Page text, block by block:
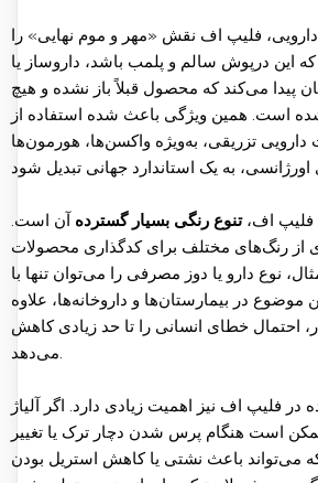
فلیپ اف نقش «مهر و موم نهایی» را
که این درپوش سالم و پلمب باشد، داروساز یا
پیدا می‌کند که محصول قبلاً باز نشده و هیچ
است. همین ویژگی باعث شده استفاده از
تزریقی، به‌ویژه واکسن‌ها، هورمون‌ها
فلیپ اف،تنوع رنگی بسیار گسترده آن است.
رنگ‌های مختلف برای کدگذاری محصولات
نوع دارو یا دوز مصرفی را می‌توان تنها با
موضوع در بیمارستان‌ها و داروخانه‌ها، علاوه
احتمال خطای انسانی را تا حد زیادی کاهش
می‌دهد.
فلیپ اف نیز اهمیت زیادی دارد. اگر آلیاژ
ممکن است هنگام پرس شدن دچار ترک یا تغییر
می‌تواند باعث نشتی یا کاهش استریل بودن